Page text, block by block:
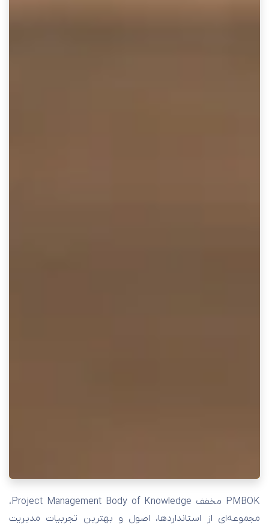
PMBOK مخفف Project Management Body of Knowledge،
مجموعه‌ای از استانداردها، اصول و بهترین تجربیات مدیریت